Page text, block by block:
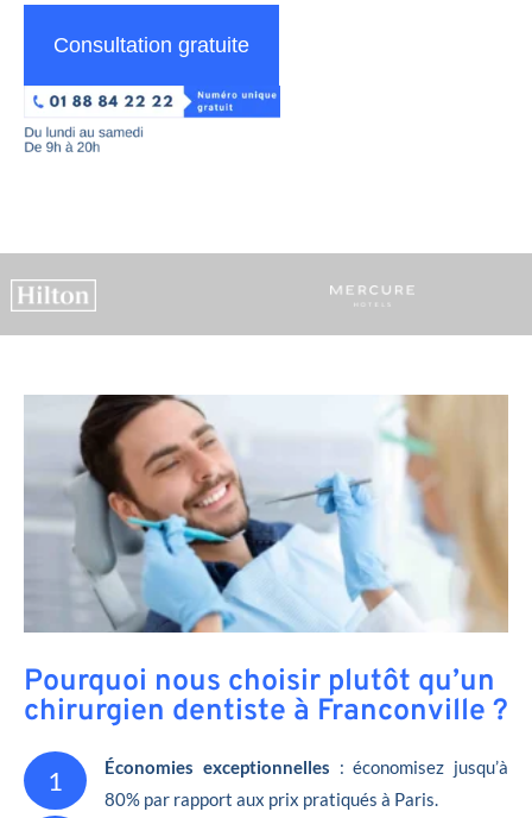
Consultation gratuite
Pourquoi nous choisir plutôt qu’un
chirurgien dentiste à Franconville ?
1 Économies exceptionnelles : économisez jusqu’à
80% par rapport aux prix pratiqués à Paris.